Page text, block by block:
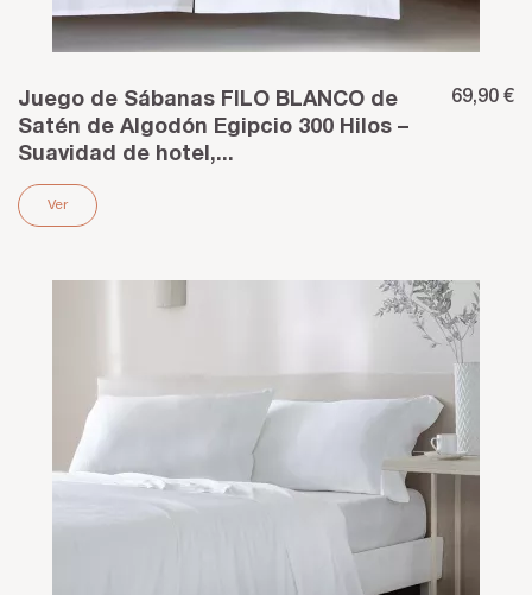
Juego de Sábanas FILO BLANCO de
Satén de Algodón Egipcio 300 Hilos –
Suavidad de hotel,...
69,90 €
Ver